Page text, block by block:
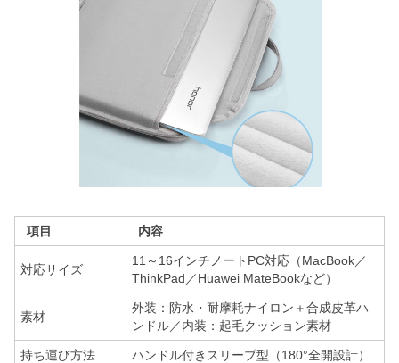
項目 内容
対応サイズ
11～16インチノートPC対応（MacBook／
ThinkPad／Huawei MateBookなど）
素材
外装：防水・耐摩耗ナイロン＋合成皮革ハ
ンドル／内装：起毛クッション素材
持ち運び方法 ハンドル付きスリーブ型（180°全開設計）